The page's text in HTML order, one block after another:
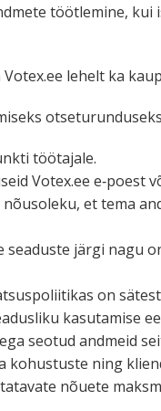
töötlemine, kui
lehelt ka
töötajale.
Votex.ee e‑poest
et tema
seaduste järgi nagu
on
kasutamise
seotud andmeid
kohus­tuste ning
nõuete